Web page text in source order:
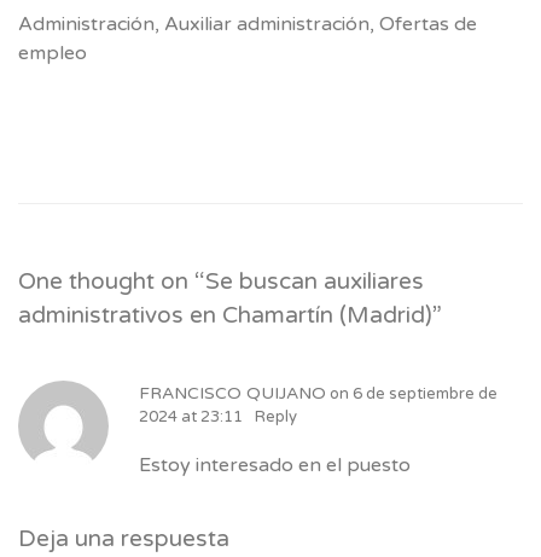
Administración, Auxiliar administración, Ofertas de
empleo
One thought on “Se buscan auxiliares
administrativos en Chamartín (Madrid)”
FRANCISCO QUIJANO on 6 de septiembre de
2024 at 23:11
Reply
Estoy interesado en el puesto
Deja una respuesta